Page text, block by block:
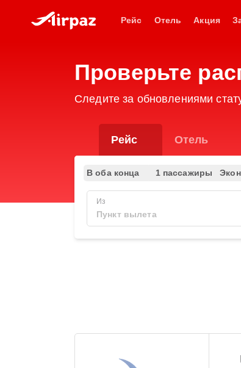
Рейс Отель Акция
Проверьте
Следите за обновлениями
Рейс Отель
В оба конца 1 пассажиры
Из